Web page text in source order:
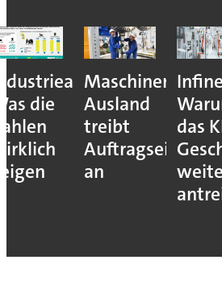
Infineon:
Warum
das KI-
Geschäft
weiter
Schaeffler
senkt
Kosten
mit
erweitertem
der